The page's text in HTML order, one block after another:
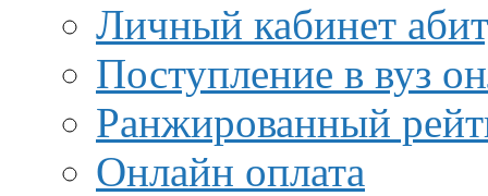
Личный кабинет
Поступление в вуз
Ранжированный
Онлайн оплата